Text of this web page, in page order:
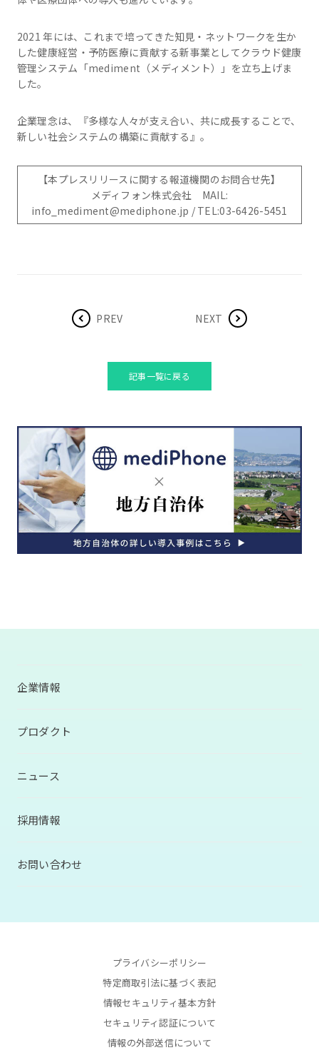
2021 年には、これまで培ってきた知見・ネットワークを生か
した健康経営・予防医療に貢献する新事業としてクラウド健康
管理システム「mediment（メディメント）」を立ち上げま
した。
企業理念は、『多様な人々が支え合い、共に成長することで、
新しい社会システムの構築に貢献する』。
【本プレスリリースに関する報道機関のお問合せ先】
メディフォン株式会社 MAIL:
info_mediment@mediphone.jp / TEL:03-6426-5451
PREV NEXT
記事一覧に戻る
企業情報
プロダクト
ニュース
採用情報
お問い合わせ
プライバシーポリシー
特定商取引法に基づく表記
情報セキュリティ基本方針
セキュリティ認証について
情報の外部送信について